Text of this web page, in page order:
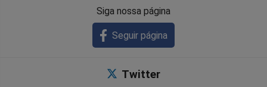
Siga nossa página
Seguir página
Twitter